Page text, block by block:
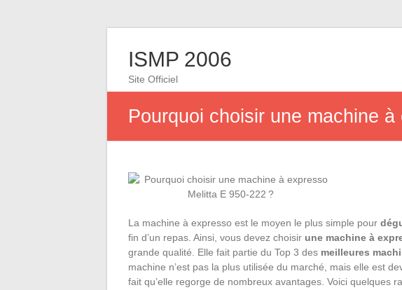
ISMP 2006
Site Officiel
Pourquoi choisir une machine
La machine à expresso est le moyen le plus simple pour
fin d’un repas. Ainsi, vous devez choisir une machine à
grande qualité. Elle fait partie du Top 3 des meilleures
machine n’est pas la plus utilisée du marché, mais elle est
fait qu’elle regorge de nombreux avantages. Voici quelques